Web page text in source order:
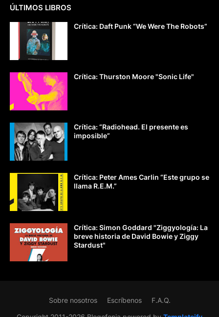
ÚLTIMOS LIBROS
Crítica: Daft Punk “We Were The Robots”
Crítica: Thurston Moore "Sonic Life"
Crítica: “Radiohead. El presente es
imposible”
Crítica: Peter Ames Carlin “Este grupo se
llama R.E.M.”
Crítica: Simon Goddard "Ziggyología: La
breve historia de David Bowie y Ziggy
Stardust"
Sobre nosotros Escríbenos F.A.Q.